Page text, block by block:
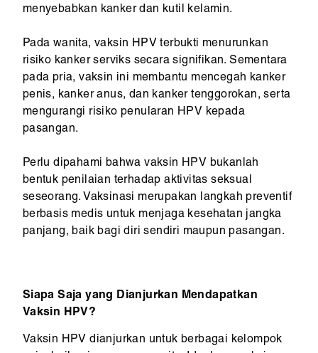
menyebabkan kanker dan kutil kelamin.
Pada wanita, vaksin HPV terbukti menurunkan
risiko kanker serviks secara signifikan. Sementara
pada pria, vaksin ini membantu mencegah kanker
penis, kanker anus, dan kanker tenggorokan, serta
mengurangi risiko penularan HPV kepada
pasangan.
Perlu dipahami bahwa vaksin HPV bukanlah
bentuk penilaian terhadap aktivitas seksual
seseorang. Vaksinasi merupakan langkah preventif
berbasis medis untuk menjaga kesehatan jangka
panjang, baik bagi diri sendiri maupun pasangan.
Siapa Saja yang Dianjurkan Mendapatkan
Vaksin HPV?
Vaksin HPV dianjurkan untuk berbagai kelompok